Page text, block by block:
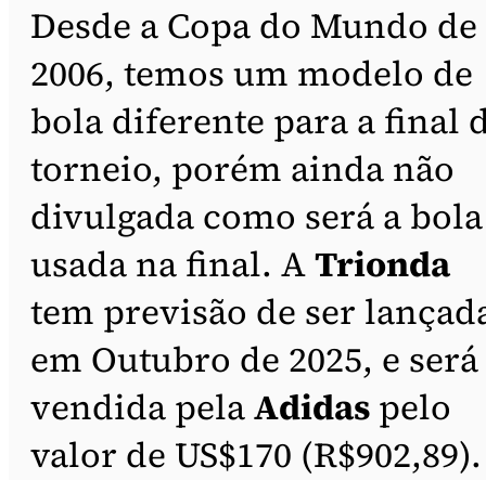
Desde a Copa do Mundo de
2006, temos um modelo de
bola diferente para a final
torneio, porém ainda não
divulgada como será a bola
usada na final. ATrionda
tem previsão de ser
em Outubro de 2025, e será
vendida pelaAdidas pelo
valor de US$170 (R$902,89).